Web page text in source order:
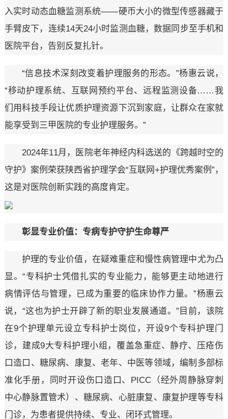
入实时动态血糖监测系统——硬币大小的微型传感器藏于
手臂皮下，连续14天24小时监测血糖，数据同步至手机和
医院平台，告别反复扎针。
“信息技术深刻改变着护理服务的形态。”杨惠云说，
“移动护理系统、互联网预约平台、远程监测设备……我
们用科技手段让优质护理资源下沉到家庭，让群众在家就
能享受到三甲医院的专业护理服务。”
2024年11月，医院老年神经内科选送的《跨越时空的
守护》案例荣获陕西省护理学会“互联网+护理优秀案例”，
这是对医院创新实践的高度肯定。
彰显专业价值：专病专护守护生命尊严
护理的专业价值，在疑难重症和慢性病管理中尤为凸
显。“专科护士凭借扎实的专业能力，能够更主动地进行
病情评估与管理，已成为重要的临床协作力量。”杨惠云
说，“这也为护士开辟了新的职业发展通道。”目前，该院
在9个护理单元设立专科护士岗位，开设9个专科护理门
诊，建成9大专科护理小组，覆盖急重症、静疗、压疮伤
口造口、糖尿病、康复、老年、中医等领域，编制多部标
准化手册，同时开设伤口造口、PICC（经外周静脉穿刺
中心静脉置管术）、糖尿病、心脏康复、康复护理等专科
门诊，为患者提供持续、专业、闭环式管理。